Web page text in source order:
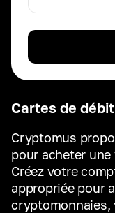
Cartes de
Cryptomus
pour acheter
Créez votre
appropriée pour
cryptomonnaies,